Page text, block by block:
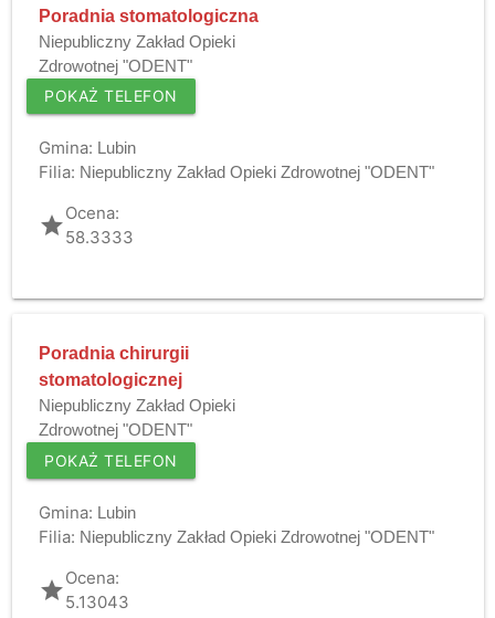
Poradnia stomatologiczna
Niepubliczny Zakład Opieki
Zdrowotnej "ODENT"
POKAŻ TELEFON
Gmina: Lubin
Filia: Niepubliczny Zakład Opieki Zdrowotnej "ODENT"
gradeOcena:
58.3333
Poradnia chirurgii
stomatologicznej
Niepubliczny Zakład Opieki
Zdrowotnej "ODENT"
POKAŻ TELEFON
Gmina: Lubin
Filia: Niepubliczny Zakład Opieki Zdrowotnej "ODENT"
gradeOcena:
5.13043